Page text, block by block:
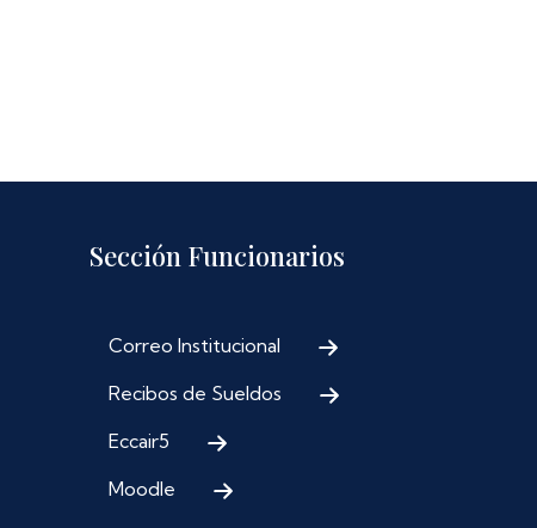
Sección Funcionarios
Correo Institucional
Recibos de Sueldos
Eccair5
Moodle